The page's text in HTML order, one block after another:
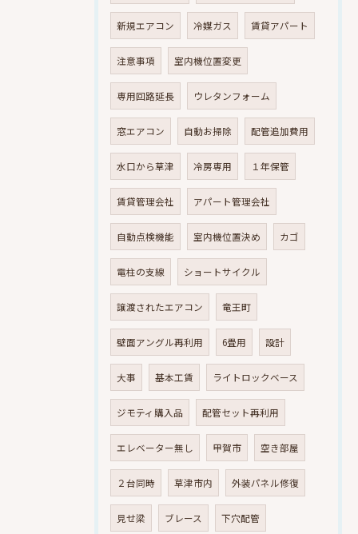
新規エアコン 冷媒ガス 賃貸アパート
注意事項 室内機位置変更
専用回路延長 ウレタンフォーム
窓エアコン 自動お掃除 配管追加費用
水口から草津 冷房専用 １年保管
賃貸管理会社 アパート管理会社
自動点検機能 室内機位置決め カゴ
電柱の支線 ショートサイクル
譲渡されたエアコン 竜王町
壁面アングル再利用 6畳用 設計
大事 基本工賃 ライトロックベース
ジモティ購入品 配管セット再利用
エレベーター無し 甲賀市 空き部屋
２台同時 草津市内 外装パネル修復
見せ梁 ブレース 下穴配管